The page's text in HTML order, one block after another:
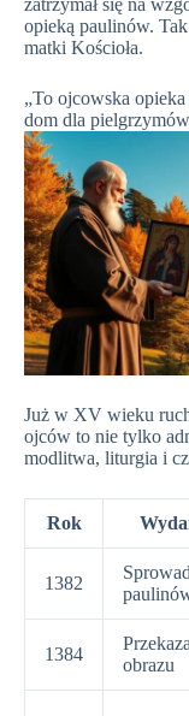
zatrzymał się na
opieką paulinów.
matki Kościoła.
„To ojcowska
dom dla
Już w XV wieku
ojców to nie tylko
modlitwa, liturgia i
Rok
1382
1384
obrazu